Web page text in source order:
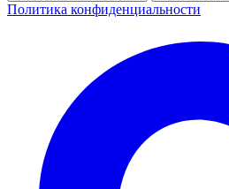
Политика конфиденциальности